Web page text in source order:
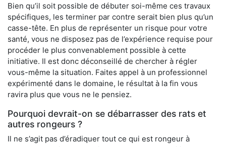
Bien qu’il soit possible de débuter soi-même ces travaux
spécifiques, les terminer par contre serait bien plus qu’un
casse-tête. En plus de représenter un risque pour votre
santé, vous ne disposez pas de l’expérience requise pour
procéder le plus convenablement possible à cette
initiative. Il est donc déconseillé de chercher à régler
vous-même la situation. Faites appel à un professionnel
expérimenté dans le domaine, le résultat à la fin vous
ravira plus que vous ne le pensiez.
Pourquoi devrait-on se débarrasser des rats et
autres rongeurs ?
Il ne s’agit pas d’éradiquer tout ce qui est rongeur à